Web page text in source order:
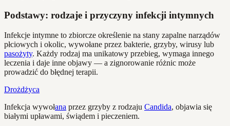
Podstawy: rodzaje i przyczyny infekcji intymnych
Infekcje intymne to zbiorcze określenie na stany zapalne narządów
płciowych i okolic, wywołane przez bakterie, grzyby, wirusy lub
pasożyty. Każdy rodzaj ma unikatowy przebieg, wymaga innego
leczenia i daje inne objawy — a zignorowanie różnic może
prowadzić do błędnej terapii.
Drożdżyca
Infekcja wywołana przez grzyby z rodzaju Candida, objawia się
białymi upławami, świądem i pieczeniem.